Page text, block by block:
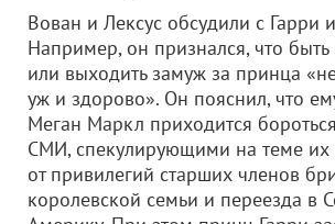
Вован и Лексус обсудили с Гарри
Например, он признался, что
или выходить замуж за принца
уж и здорово». Он пояснил, что
Меган Маркл приходится
СМИ, спекулирующими на теме их
от привилегий старших членов
королевской семьи и переезда в